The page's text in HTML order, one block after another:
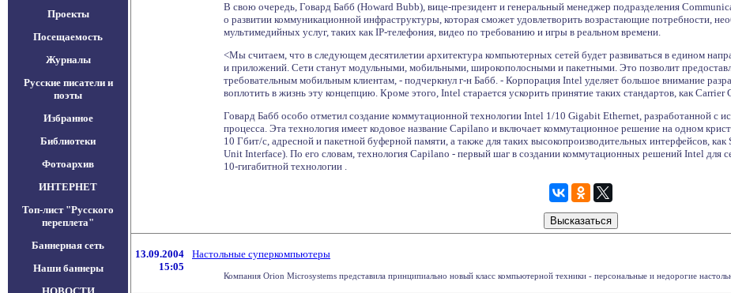
Проекты
Посещаемость
Журналы
Русские писатели и
поэты
Избранное
Библиотеки
Фотоархив
ИНТЕРНЕТ
Топ-лист "Русского
переплета"
Баннерная сеть
Наши баннеры
В свою очередь, Говард Бабб (Howard Bubb), вице-президент и генеральный менеджер подразделения
о развитии коммуникационной инфраструктуры, которая сможет удовлетворить возрастающие потребности,
мультимедийных услуг, таких как IP-телефония, видео по требованию и игры в реальном времени.
<Мы считаем, что в следующем десятилетии архитектура компьютерных сетей будет развиваться в едином
и приложений. Сети станут модульными, мобильными, широкополосными и пакетными. Это позволит
требовательным мобильным клиентам, - подчеркнул г-н Бабб. - Корпорация Intel уделяет большое внимание
воплотить в жизнь эту концепцию. Кроме этого, Intel старается ускорить принятие таких стандартов, как
Говард Бабб особо отметил создание коммутационной технологии Intel 1/10 Gigabit Ethernet, разработанной с
процесса. Эта технология имеет кодовое название Capilano и включает коммутационное решение на одном
10 Гбит/с, адресной и пакетной буферной памяти, а также для таких высокопроизводительных интерфейсов,
Unit Interface). По его словам, технология Capilano - первый шаг в создании коммутационных решений Intel для
10-гигабитной технологии .
13.09.2004
15:05
Настольные суперкомпьютеры
Компания Orion Microsystems представила принципиально новый класс компьютерной техники - персональные и недорогие